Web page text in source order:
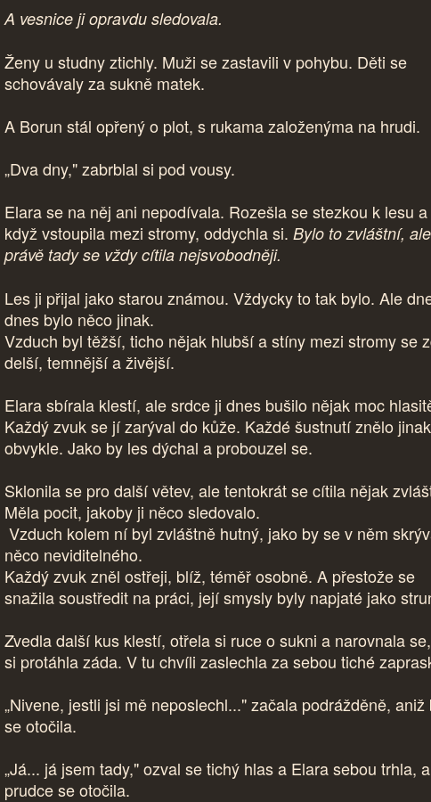
A vesnice ji opravdu sledovala.
Ženy u studny ztichly. Muži se zastavili v pohybu. Děti se
schovávaly za sukně matek.
A Borun stál opřený o plot, s rukama založenýma na hrudi.
„Dva dny," zabrblal si pod vousy.
Elara se na něj ani nepodívala. Rozešla se stezkou k lesu a
když vstoupila mezi stromy, oddychla si. Bylo to zvláštní, ale
právě tady se vždy cítila nejsvobodněji.
Les ji přijal jako starou známou. Vždycky to tak bylo. Ale
dnes bylo něco jinak.
Vzduch byl těžší, ticho nějak hlubší a stíny mezi stromy se
delší, temnější a živější.
Elara sbírala klestí, ale srdce ji dnes bušilo nějak moc
Každý zvuk se jí zarýval do kůže. Každé šustnutí znělo
obvykle. Jako by les dýchal a probouzel se.
Sklonila se pro další větev, ale tentokrát se cítila nějak
Měla pocit, jakoby ji něco sledovalo.
Vzduch kolem ní byl zvláštně hutný, jako by se v něm
něco neviditelného.
Každý zvuk zněl ostřeji, blíž, téměř osobně. A přestože se
snažila soustředit na práci, její smysly byly napjaté jako
Zvedla další kus klestí, otřela si ruce o sukni a narovnala
si protáhla záda. V tu chvíli zaslechla za sebou tiché
„Nivene, jestli jsi mě neposlechl..." začala podrážděně, aniž
se otočila.
„Já... já jsem tady," ozval se tichý hlas a Elara sebou trhla, a
prudce se otočila.